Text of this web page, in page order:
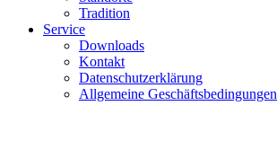
Tradition
Service
Downloads
Kontakt
Datenschutzerklärung
Allgemeine Geschäftsbedingungen